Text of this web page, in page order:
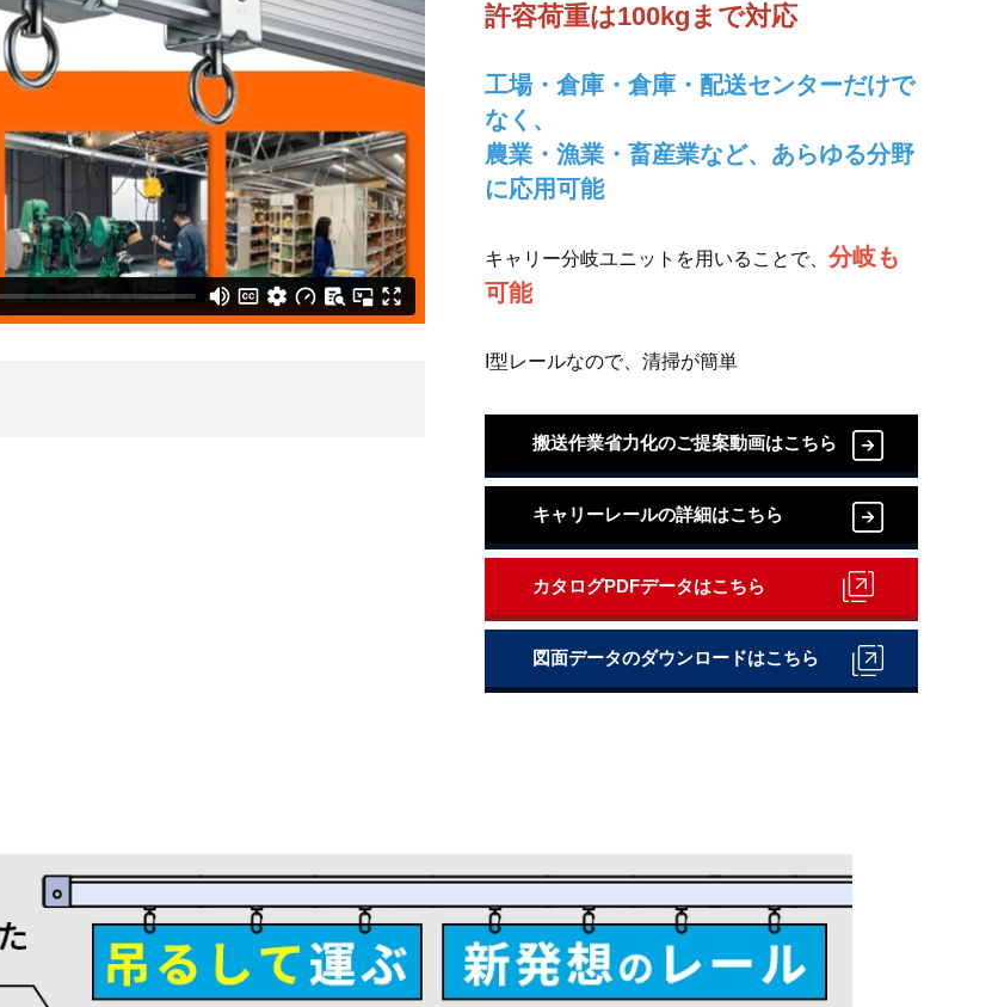
許容荷重は100kgまで対応
工場・倉庫・倉庫・配送センターだけで
なく、
農業・漁業・畜産業など、あらゆる分野
に応用可能
キャリー分岐ユニットを用いることで、分岐も
可能
I型レールなので、清掃が簡単
搬送作業省力化のご提案動画はこちら
キャリーレールの詳細はこちら
カタログPDFデータはこちら
図面データのダウンロードはこちら